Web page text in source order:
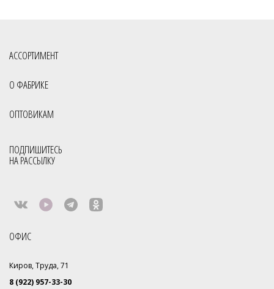
АССОРТИМЕНТ
О ФАБРИКЕ
ОПТОВИКАМ
ПОДПИШИТЕСЬ
НА РАССЫЛКУ
ОФИС
Киров, Труда, 71
8 (922) 957-33-30